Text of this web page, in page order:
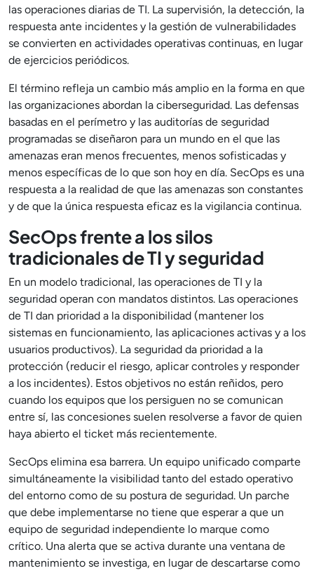
las operaciones diarias de TI. La supervisión, la detección, la
respuesta ante incidentes y la gestión de vulnerabilidades
se convierten en actividades operativas continuas, en lugar
de ejercicios periódicos.
El término refleja un cambio más amplio en la forma en que
las organizaciones abordan la ciberseguridad. Las defensas
basadas en el perímetro y las auditorías de seguridad
programadas se diseñaron para un mundo en el que las
amenazas eran menos frecuentes, menos sofisticadas y
menos específicas de lo que son hoy en día. SecOps es una
respuesta a la realidad de que las amenazas son constantes
y de que la única respuesta eficaz es la vigilancia continua.
SecOps frente a los silos
tradicionales de TI y seguridad
En un modelo tradicional, las operaciones de TI y la
seguridad operan con mandatos distintos. Las operaciones
de TI dan prioridad a la disponibilidad (mantener los
sistemas en funcionamiento, las aplicaciones activas y a los
usuarios productivos). La seguridad da prioridad a la
protección (reducir el riesgo, aplicar controles y responder
a los incidentes). Estos objetivos no están reñidos, pero
cuando los equipos que los persiguen no se comunican
entre sí, las concesiones suelen resolverse a favor de quien
haya abierto el ticket más recientemente.
SecOps elimina esa barrera. Un equipo unificado comparte
simultáneamente la visibilidad tanto del estado operativo
del entorno como de su postura de seguridad. Un parche
que debe implementarse no tiene que esperar a que un
equipo de seguridad independiente lo marque como
crítico. Una alerta que se activa durante una ventana de
mantenimiento se investiga, en lugar de descartarse como